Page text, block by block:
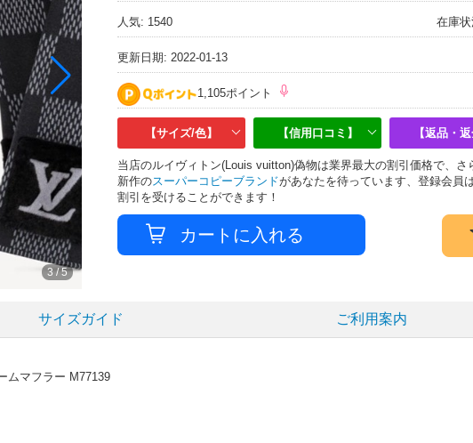
3 /5
人気: 1540 在庫状
更新日期: 2022-01-13
1,105ポイント
【サイズ/色】 【信用口コミ】 【返品・返
当店のルイヴィトン(Louis vuitton)偽物は業界最大の割引価格で、さ
新作のスーパーコピーブランドがあなたを待っています、登録会員
割引を受けることができます！
サイズガイド ご利用案内
ムマフラー M77139